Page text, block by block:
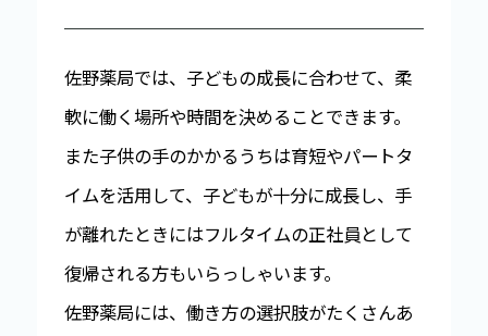
佐野薬局では、子どもの成長に合わせて、柔
軟に働く場所や時間を決めることできます。
また子供の手のかかるうちは育短やパートタ
イムを活用して、子どもが十分に成長し、手
が離れたときにはフルタイムの正社員として
復帰される方もいらっしゃいます。
佐野薬局には、働き方の選択肢がたくさんあ